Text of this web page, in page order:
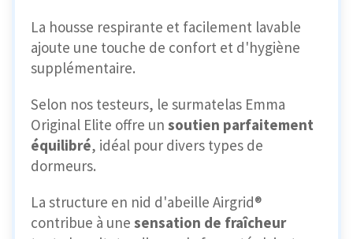
La housse respirante et facilement lavable
ajoute une touche de confort et d'hygiène
supplémentaire.
Selon nos testeurs, le surmatelas Emma
Original Elite offre un soutien parfaitement
équilibré, idéal pour divers types de
dormeurs.
La structure en nid d'abeille Airgrid®
contribue à une sensation de fraîcheur